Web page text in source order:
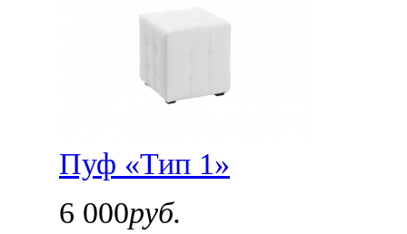
Пуф «Тип 1»
6 000руб.